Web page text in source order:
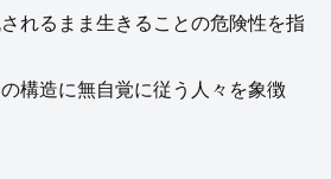
れるまま生きることの危険性を指
構造に無自覚に従う人々を象徴